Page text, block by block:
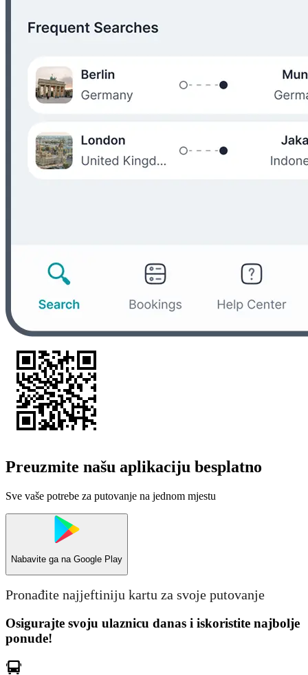
Preuzmite našu aplikaciju besplatno
Sve vaše potrebe za putovanje na jednom mjestu
Nabavite ga na Google Play
Pronađite najjeftiniju kartu za svoje putovanje
Osigurajte svoju ulaznicu danas i iskoristite najbolje
ponude!